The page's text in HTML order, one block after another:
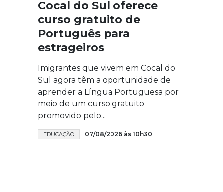
Cocal do Sul oferece
curso gratuito de
Português para
estrageiros
Imigrantes que vivem em Cocal do
Sul agora têm a oportunidade de
aprender a Língua Portuguesa por
meio de um curso gratuito
promovido pelo...
EDUCAÇÃO 07/08/2026 às 10h30